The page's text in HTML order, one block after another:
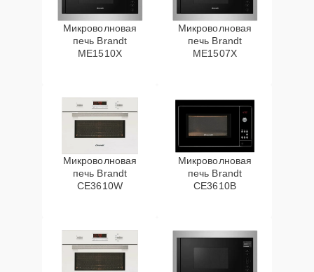
Микроволновая
печь Brandt
ME1510X
Микроволновая
печь Brandt
ME1507X
Микроволновая
печь Brandt
CE3610W
Микроволновая
печь Brandt
CE3610B